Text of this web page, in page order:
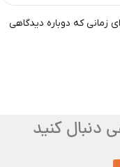
زمانی که دوباره دیدگاهی
دنبال کنید